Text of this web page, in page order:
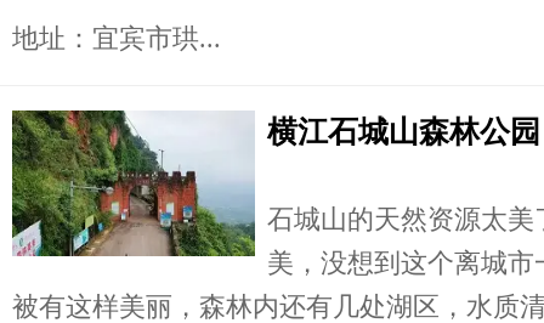
地址：宜宾市珙...
横江石城山森林公园
石城山的天然资源太
美，没想到这个离城
被有这样美丽，森林内还有几处湖区，水质